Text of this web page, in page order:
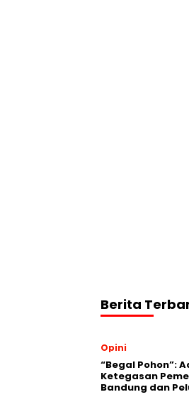
Berita
Opini
“Begal Pohon”:
Ketegasan
Bandung dan